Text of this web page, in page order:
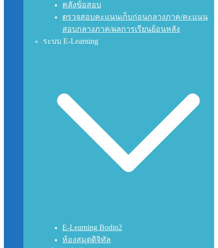
คลังข้อสอบ
ตรวจสอบคะแนนเก็บก่อนกลางภาค/คะแนน
สอบกลางภาค/ผลการเรียนย้อนหลัง
ระบบ E-Learning
E-Learning Bodin2
ห้องสมุดดิจิทัล